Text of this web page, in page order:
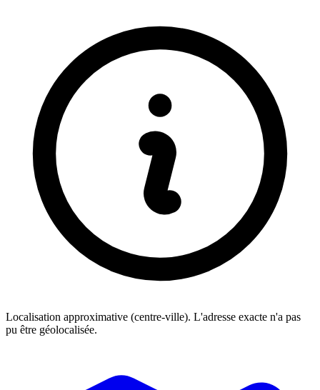
Localisation approximative (centre-ville). L'adresse exacte n'a pas
pu être géolocalisée.